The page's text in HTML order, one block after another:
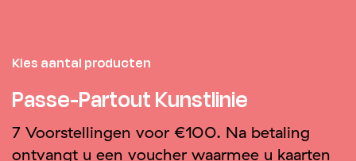
Kies aantal producten
Passe-Partout Kunstlinie
7 Voorstellingen voor €100. Na betaling
ontvangt u een voucher waarmee u kaarten